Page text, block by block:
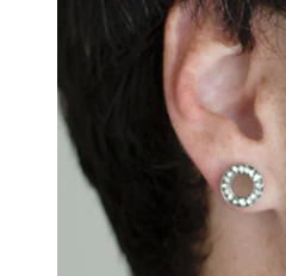
Barbell
Pasagos formos
Įrankiai
Lenkti barbell